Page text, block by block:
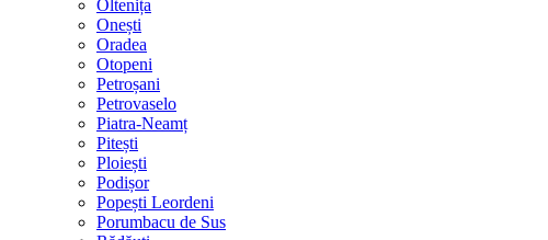
Oltenița
Onești
Oradea
Otopeni
Petroșani
Petrovaselo
Piatra-Neamț
Pitești
Ploiești
Podișor
Popești Leordeni
Porumbacu de Sus